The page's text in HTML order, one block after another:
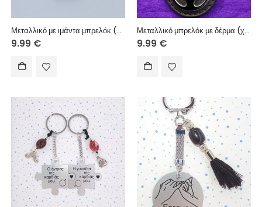
Μεταλλικό με ιμάντα μπρελόκ (χάραξη μία πλευρά – κείμενο επιλογής σας)
9.99 €
Μεταλλικό μπρελόκ με δέρμα (χάραξη μία πλευρά – κείμενο επιλογής σας)
9.99 €